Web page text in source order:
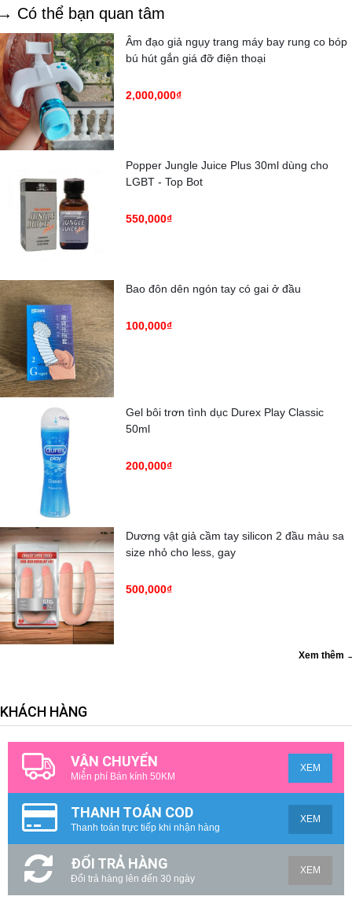
Có thể bạn quan tâm
Âm đạo giả ngụy trang máy bay rung co bóp
bú hút gắn giá đỡ điện thoại
2,000,000₫
Popper Jungle Juice Plus 30ml dùng cho
LGBT - Top Bot
550,000₫
Bao đôn dên ngón tay có gai ở đầu
100,000₫
Gel bôi trơn tình dục Durex Play Classic
50ml
200,000₫
Dương vật giả cầm tay silicon 2 đầu màu sa
size nhỏ cho less, gay
500,000₫
Xem thêm
KHÁCH HÀNG
VẬN CHUYỂN
Miễn phí Bán kính 50KM
XEM
THANH TOÁN COD
Thanh toán trực tiếp khi nhận hàng
XEM
ĐỔI TRẢ HÀNG
Đổi trả hàng lên đến 30 ngày
XEM